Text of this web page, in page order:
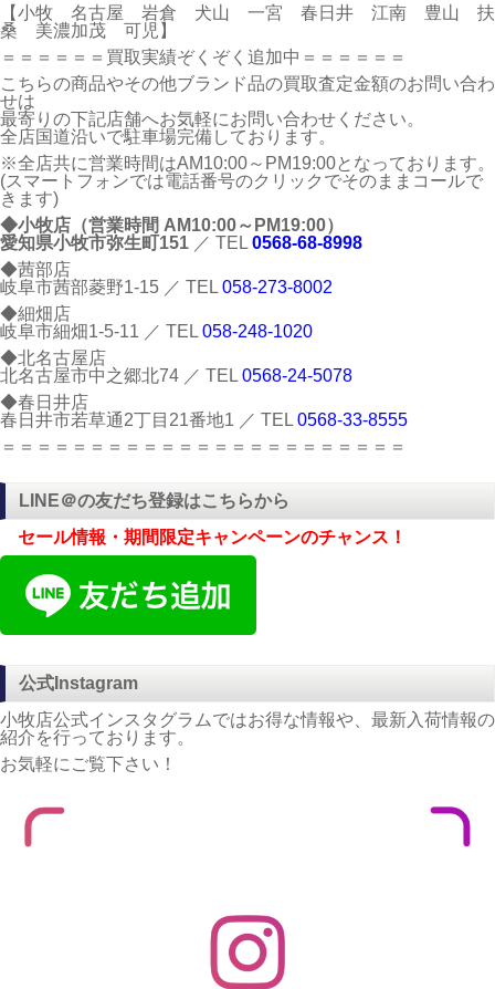
【小牧 名古屋 岩倉 犬山 一宮 春日井 江南 豊山 扶
桑 美濃加茂 可児】
＝＝＝＝＝＝買取実績ぞくぞく追加中＝＝＝＝＝＝
こちらの商品やその他ブランド品の買取査定金額のお問い合わ
せは
最寄りの下記店舗へお気軽にお問い合わせください。
全店国道沿いで駐車場完備しております。
※全店共に営業時間はAM10:00～PM19:00となっております。
(スマートフォンでは電話番号のクリックでそのままコールで
きます)
◆小牧店（営業時間 AM10:00～PM19:00）
愛知県小牧市弥生町151 ／ TEL 0568-68-8998
◆茜部店
岐阜市茜部菱野1-15 ／ TEL 058-273-8002
◆細畑店
岐阜市細畑1-5-11 ／ TEL 058-248-1020
◆北名古屋店
北名古屋市中之郷北74 ／ TEL 0568-24-5078
◆春日井店
春日井市若草通2丁目21番地1 ／ TEL 0568-33-8555
＝＝＝＝＝＝＝＝＝＝＝＝＝＝＝＝＝＝＝＝＝＝＝
LINE＠の友だち登録はこちらから
セール情報・期間限定キャンペーンのチャンス！
公式Instagram
小牧店公式インスタグラムではお得な情報や、最新入荷情報の
紹介を行っております。
お気軽にご覧下さい！